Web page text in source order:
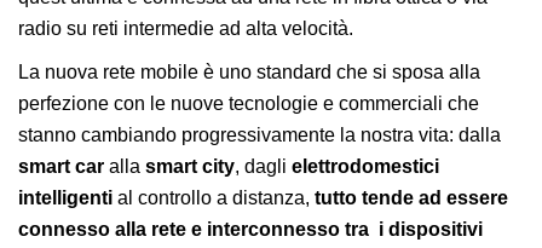
radio su reti intermedie ad alta velocità.
La nuova rete mobile è uno standard che si sposa alla
perfezione con le nuove tecnologie e commerciali che
stanno cambiando progressivamente la nostra vita: dalla
smart car alla smart city, dagli elettrodomestici
intelligenti al controllo a distanza, tutto tende ad essere
connesso alla rete e interconnesso tra i dispositivi